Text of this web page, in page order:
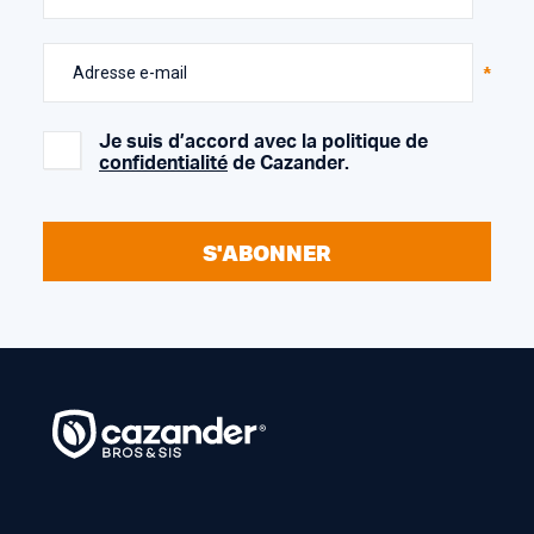
Adresse e-mail
Je suis d’accord avec la politique de
confidentialité de Cazander.
S'ABONNER